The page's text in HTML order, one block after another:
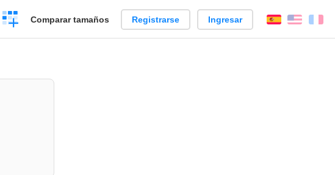
Crear
una
Comparar tamaños Registrarse Ingresar EspañolEnglish